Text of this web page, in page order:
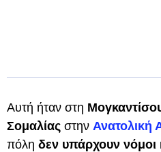
Αυτή ήταν στη
Σομαλίας στην Ανατολική
πόλη δεν υπάρχουν νόμοι